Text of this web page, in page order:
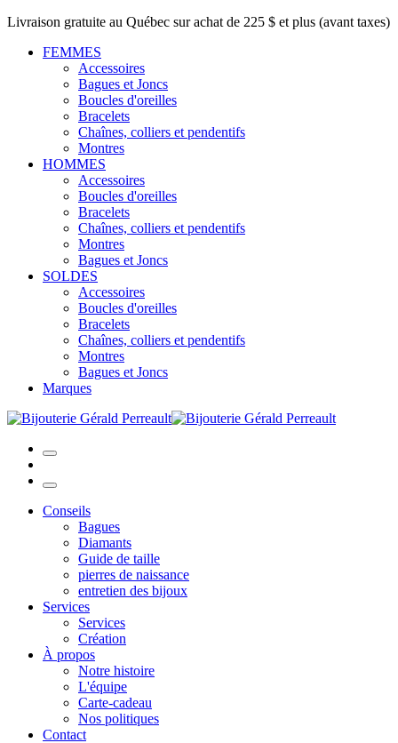
Livraison gratuite au Québec sur achat de 225 $ et plus (avant taxes)
FEMMES
Accessoires
Bagues et Joncs
Boucles d'oreilles
Bracelets
Chaînes, colliers et pendentifs
Montres
HOMMES
Accessoires
Boucles d'oreilles
Bracelets
Chaînes, colliers et pendentifs
Montres
Bagues et Joncs
SOLDES
Accessoires
Boucles d'oreilles
Bracelets
Chaînes, colliers et pendentifs
Montres
Bagues et Joncs
Marques
Conseils
Bagues
Diamants
Guide de taille
pierres de naissance
entretien des bijoux
Services
Services
Création
À propos
Notre histoire
L'équipe
Carte-cadeau
Nos politiques
Contact